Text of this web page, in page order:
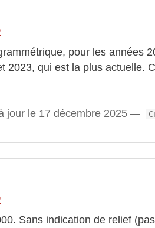
pour les années
2023, qui est la plus actuelle.
jour le 17 décembre 2025
Sans indication de relief